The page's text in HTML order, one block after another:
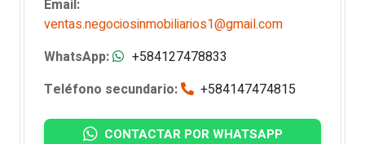
Email:
ventas.negociosinmobiliarios1@gmail.com
WhatsApp:
+584127478833
Teléfono secundario:
+584147474815
CONTACTAR POR WHATSAPP